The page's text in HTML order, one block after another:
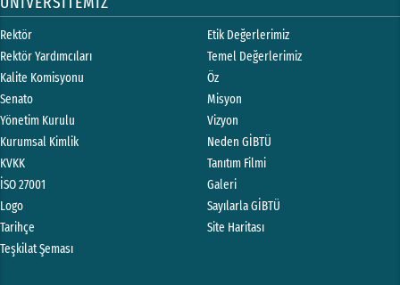
Rektör
Rektör Yardımcıları
Kalite Komisyonu
Senato
Yönetim Kurulu
Kurumsal Kimlik
KVKK
İSO 27001
Logo
Tarihçe
Teşkilat Şeması
Etik Değerlerimiz
Temel Değerlerimiz
Öz
Misyon
Vizyon
Neden GİBTÜ
Tanıtım Filmi
Galeri
Sayılarla GİBTÜ
Site Haritası